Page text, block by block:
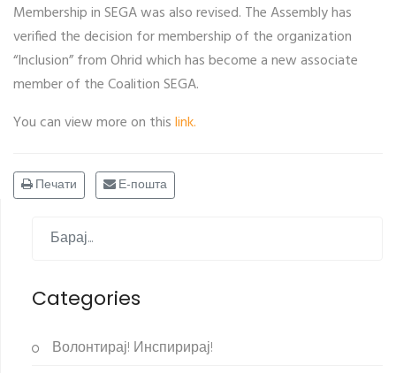
Membership in SEGA was also revised. The Assembly has
verified the decision for membership of the organization
“Inclusion” from Ohrid which has become a new associate
member of the Coalition SEGA.
You can view more on thislink.
Печати Е-пошта
Categories
Волонтирај! Инспирирај!